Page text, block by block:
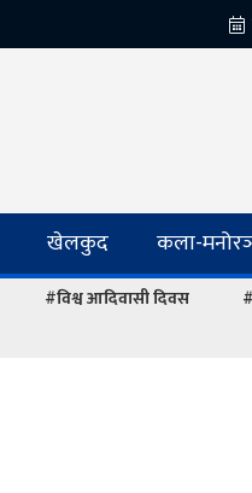
खेलकुद कला-
#विश्व आदिवासी दिवस